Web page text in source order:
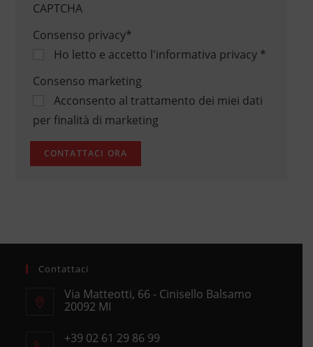
CAPTCHA
Consenso privacy*
Ho letto e accetto l'informativa privacy*
Consenso marketing
Acconsento al trattamento dei miei dati
per finalità di marketing
Contattaci
Via Matteotti, 66 - Cinisello Balsamo
20092 MI
in
+39 02 61 29 86 99